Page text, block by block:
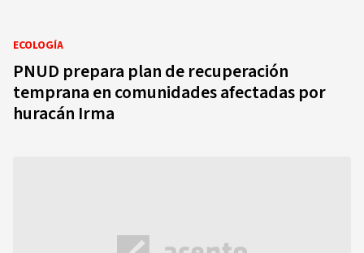
ECOLOGÍA
PNUD prepara plan de recuperación
temprana en comunidades afectadas por
huracán Irma